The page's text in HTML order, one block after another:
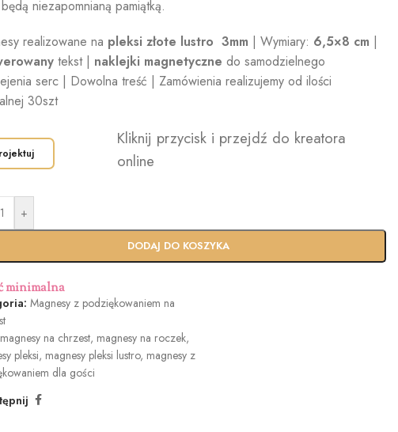
niezapomnianą pamiątką.
realizowane na pleksi złote lustro 3mm | Wymiary: 6,5×8 cm |
tekst | naklejki magnetyczne do samodzielnego
serc | Dowolna treść | Zamówienia realizujemy od ilości
30szt
Kliknij przycisk i przejdź do kreatora
online
+
DODAJ DO KOSZYKA
minimalna
Magnesy z podziękowaniem na
magnesy na chrzest, magnesy na roczek,
pleksi, magnesy pleksi lustro, magnesy z
dla gości